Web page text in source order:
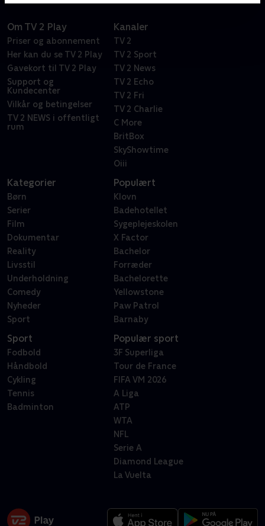
Om TV 2 Play
Priser og abonnement
Her kan du se TV 2 Play
Gavekort til TV 2 Play
Support og
Kundecenter
Vilkår og betingelser
TV 2 NEWS i offentligt
rum
Kanaler
TV 2
TV 2 Sport
TV 2 News
TV 2 Echo
TV 2 Fri
TV 2 Charlie
C More
BritBox
SkyShowtime
Oiii
Kategorier
Børn
Serier
Film
Dokumentar
Reality
Livsstil
Underholdning
Comedy
Nyheder
Sport
Populært
Klovn
Badehotellet
Sygeplejeskolen
X Factor
Bachelor
Forræder
Bachelorette
Yellowstone
Paw Patrol
Barnaby
Sport
Fodbold
Håndbold
Cykling
Tennis
Badminton
Populær sport
3F Superliga
Tour de France
FIFA VM 2026
A Liga
ATP
WTA
NFL
Serie A
Diamond League
La Vuelta